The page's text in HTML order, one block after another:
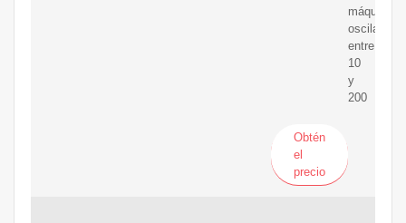
máquina
oscila
entre
10
y
200
Obtén
el
precio